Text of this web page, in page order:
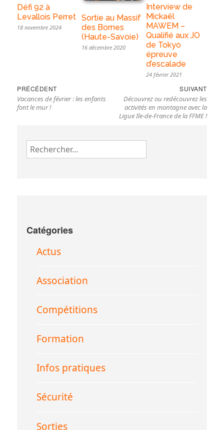
Défi 92 à
Levallois Perret
18 novembre 2024
Sortie au Massif
des Bornes
(Haute-Savoie)
16 décembre 2020
Interview de
Mickaël
MAWEM –
Qualifié aux JO
de Tokyo
épreuve
d’escalade
24 février 2021
Navigation
de
l’article
PRÉCÉDENTPrevious
post:
Vacances de février : les enfants
font le mur !
SUIVANT
Découvrez ou redécouvrez les
activités en montagne avec la
Ligue Ile-de-France de la FFME !
Rechercher :
Catégories
Actus
Association
Compétitions
Formation
Infos pratiques
Sécurité
Sorties